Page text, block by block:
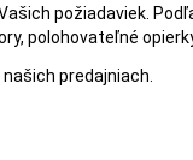
požiadaviek.
polohovateľné
predajniach.